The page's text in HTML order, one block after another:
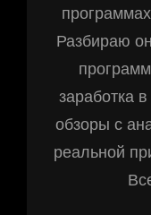
Разбираю
заработка
обзоры с
реальной